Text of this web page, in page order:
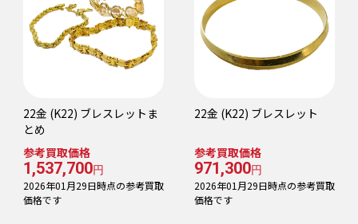
22金 (K22) ブレスレットま
とめ
参考買取価格
1,537,700円
2026年01月29日時点の参考買取
価格です
22金 (K22) ブレスレット
参考買取価格
971,300円
2026年01月29日時点の参考買取
価格です